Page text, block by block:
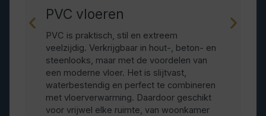
PVC vloeren
PVC is praktisch, stil en extreem
veelzijdig. Verkrijgbaar in hout-, beton- en
steenlooks, maar met de voordelen van
een moderne vloer. Het is slijtvast,
waterbestendig en perfect te combineren
met vloerverwarming. Daardoor geschikt
voor vrijwel elke ruimte, van woonkamer